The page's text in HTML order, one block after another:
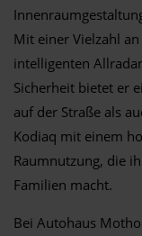
Mit einer Vielzahl
intelligenten
Sicherheit bietet er
auf der Straße als
Kodiaq mit einem
Raumnutzung, die
Familien macht.
Bei Autohaus